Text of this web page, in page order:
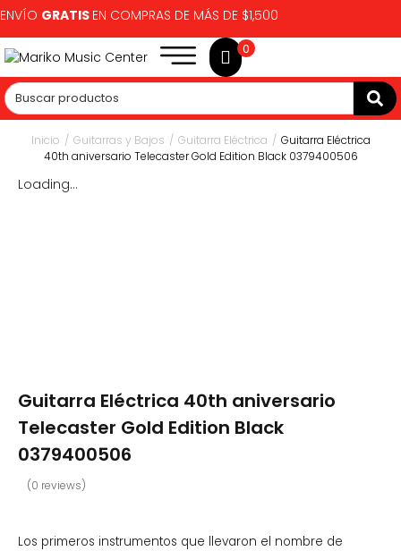
ENVÍO GRATIS EN COMPRAS DE MÁS DE $1,500
0
Inicio / Guitarras y Bajos / Guitarra Eléctrica / Guitarra Eléctrica
40th aniversario Telecaster Gold Edition Black 0379400506
Loading...
Guitarra Eléctrica 40th aniversario
Telecaster Gold Edition Black
0379400506
(0 reviews)
Los primeros instrumentos que llevaron el nombre de